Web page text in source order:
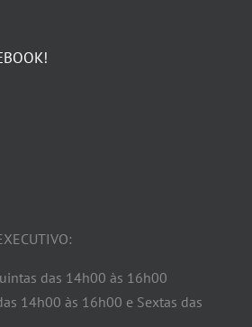
das 14h00 às 16h00
14h00 às 16h00 e Sextas das